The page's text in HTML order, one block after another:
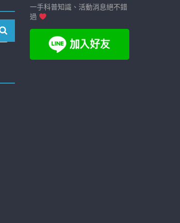
一手科普知識、活動消息絕不錯
過